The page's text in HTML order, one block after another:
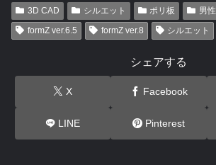
3D CAD シルエット ポリ板 男性
formZ ver.6.5
formZ ver.8 シルエット
シェアする
X Facebook
LINE Pinterest